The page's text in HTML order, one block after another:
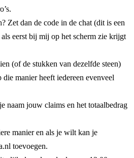
Zet dan de code in de chat (dit is een
eerst bij mij op het scherm zie krijgt
(of de stukken van dezelfde steen)
die manier heeft iedereen evenveel
naam jouw claims en het totaalbedrag
manier en als je wilt kan je
toevoegen.